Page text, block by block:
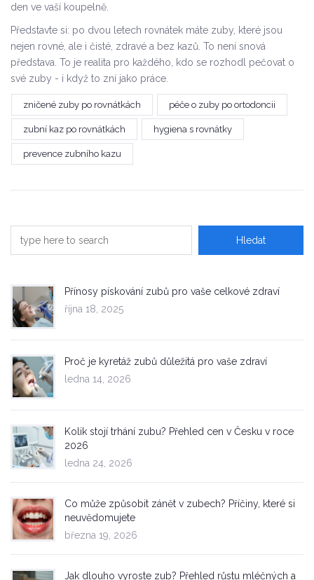
den ve vaší koupelně.
Představte si: po dvou letech rovnátek máte zuby, které jsou
nejen rovné, ale i čisté, zdravé a bez kazů. To není snová
představa. To je realita pro každého, kdo se rozhodl pečovat o
své zuby - i když to zní jako práce.
zničené zuby po rovnátkách péče o zuby po ortodoncii
zubní kaz po rovnátkách hygiena s rovnátky
prevence zubního kazu
Přínosy pískování zubů pro vaše celkové zdraví
října 18, 2025
Proč je kyretáž zubů důležitá pro vaše zdraví
ledna 14, 2026
Kolik stojí trhání zubu? Přehled cen v Česku v roce
2026
ledna 24, 2026
Co může způsobit zánět v zubech? Příčiny, které si
neuvědomujete
března 19, 2026
Jak dlouho vyroste zub? Přehled růstu mléčných a